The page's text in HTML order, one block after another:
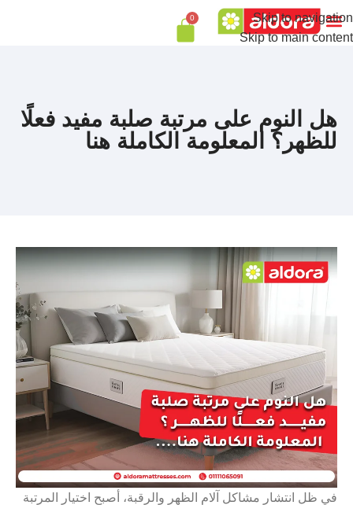
Skip to navigation
Skip to main content
0
هل النوم على مرتبة صلبة مفيد فعلًا
للظهر؟ المعلومة الكاملة هنا
في ظل انتشار مشاكل آلام الظهر والرقبة، أصبح اختيار المرتبة